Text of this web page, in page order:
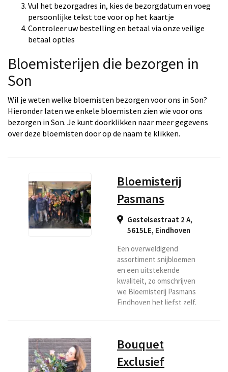
Vul het bezorgadres in, kies de bezorgdatum en voeg
persoonlijke tekst toe voor op het kaartje
Controleer uw bestelling en betaal via onze veilige
betaal opties
Bloemisterijen die bezorgen in
Son
Wil je weten welke bloemisten bezorgen voor ons in Son?
Hieronder laten we enkele bloemisten zien wie voor ons
bezorgen in Son. Je kunt doorklikken naar meer gegevens
over deze bloemisten door op de naam te klikken.
Bloemisterij
Pasmans
Gestelsestraat 2 A,
5615LE, Eindhoven
Een overweldigend
assortiment snijbloemen
en een uitstekende
kwaliteit, zo omschrijven
we Bloemisterij Pasmans
Eindhoven het liefst zelf.
bloemenwinkel Pasmans
rechtstreeks op de
bloemenveiling, zijn de
bloemen altijd vers en zo
Bouquet
Exclusief